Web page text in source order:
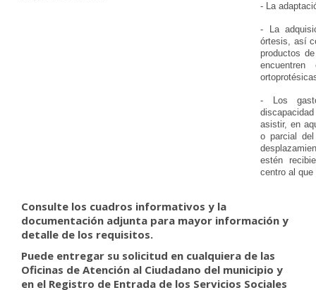
- La
- La
órtesis, así
productos
- Los
asistir, en
o parcial
estén
centro al que
Consulte los cuadros informativos y la
documentación adjunta para mayor información y
detalle de los requisitos.
Puede entregar su solicitud en cualquiera de las
Oficinas de Atención al Ciudadano del municipio y
en el Registro de Entrada de los Servicios Sociales